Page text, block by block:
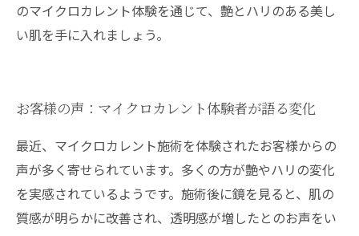
のマイクロカレント体験を通じて、艶とハリのある美し
い肌を手に入れましょう。
お客様の声：マイクロカレント体験者が語る変化
最近、マイクロカレント施術を体験されたお客様からの
声が多く寄せられています。多くの方が艶やハリの変化
を実感されているようです。施術後に鏡を見ると、肌の
質感が明らかに改善され、透明感が増したとのお声をい